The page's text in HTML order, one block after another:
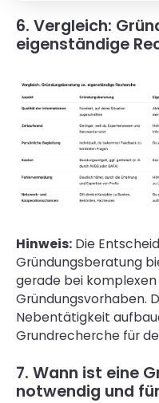
6. Vergleich:
eigenständige
Hinweis:Die
Gründungsberatung
gerade bei
Gründungsvorhaben.
Nebentätigkeit
Grundrecherche für
7. Wann ist eine
notwendig und